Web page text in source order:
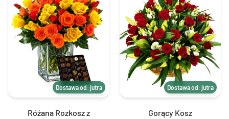
Dostawa od: jutra
Różana Rozkosz z
Dostawa od: jutra
Gorący Kosz